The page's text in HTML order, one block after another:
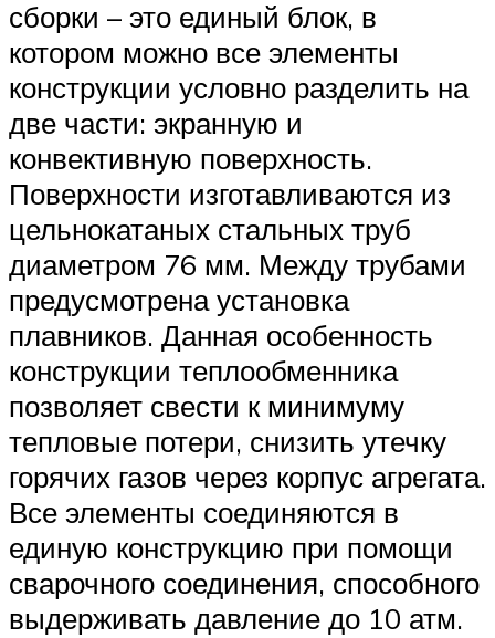
сборки – это единый блок, в
котором можно все элементы
конструкции условно разделить на
две части: экранную и
конвективную поверхность.
Поверхности изготавливаются из
цельнокатаных стальных труб
диаметром 76 мм. Между трубами
предусмотрена установка
плавников. Данная особенность
конструкции теплообменника
позволяет свести к минимуму
тепловые потери, снизить утечку
горячих газов через корпус агрегата.
Все элементы соединяются в
единую конструкцию при помощи
сварочного соединения, способного
выдерживать давление до 10 атм.